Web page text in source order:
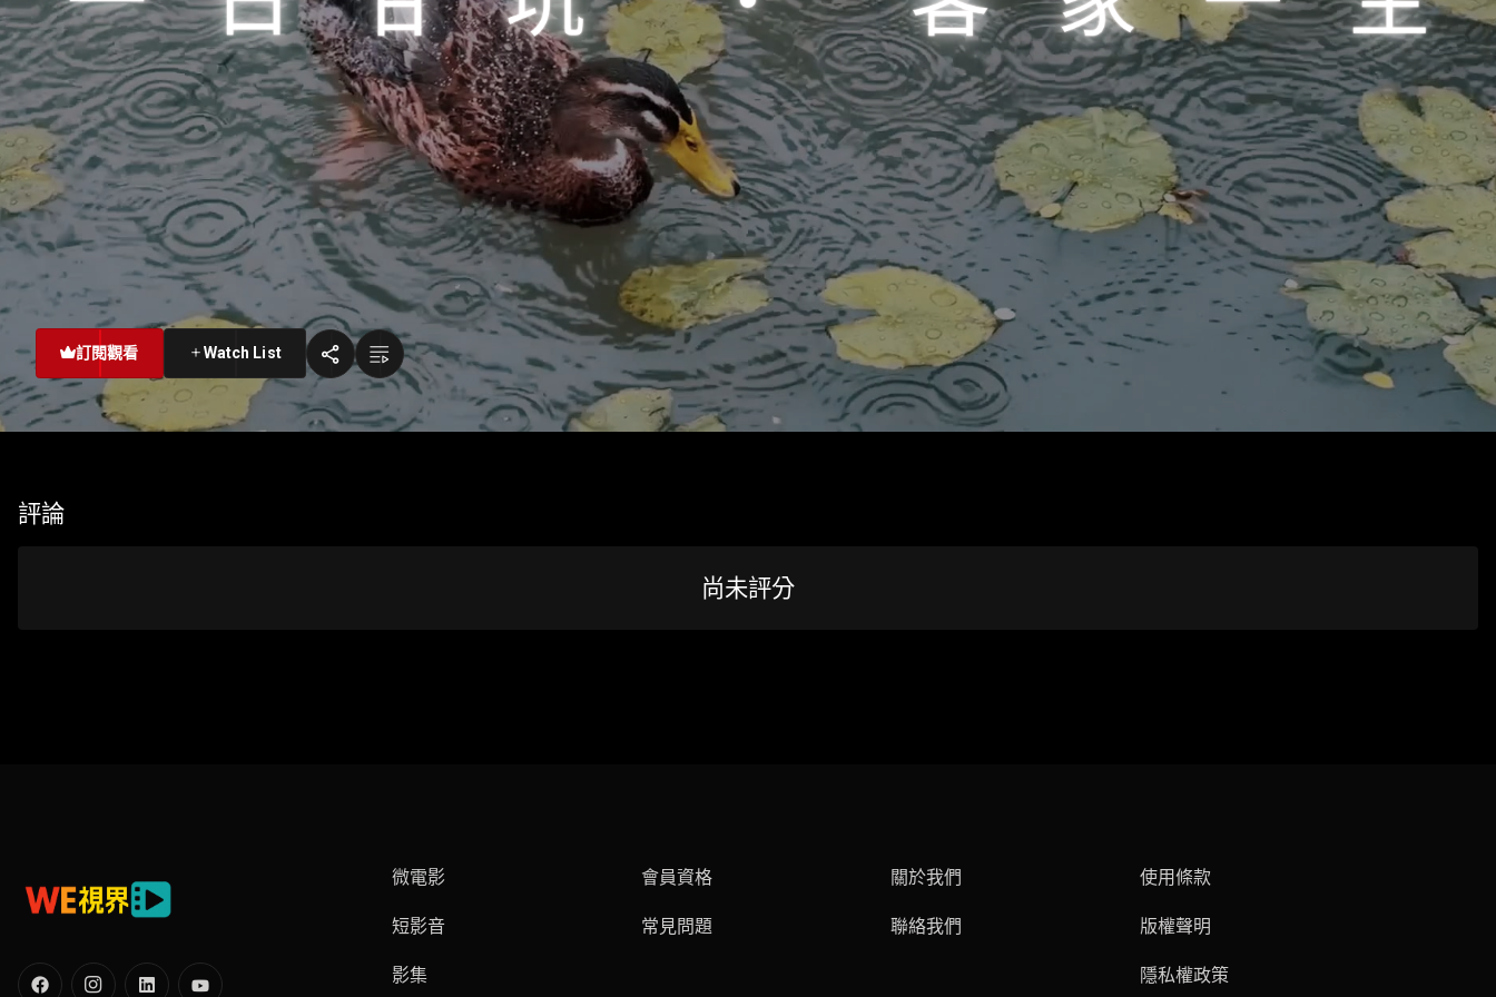
一日甘坑 • 客家一生
訂閱觀看 Watch List
評論
尚未評分
微電影
短影音
影集
會員資格
常見問題
關於我們
聯絡我們
使用條款
版權聲明
隱私權政策